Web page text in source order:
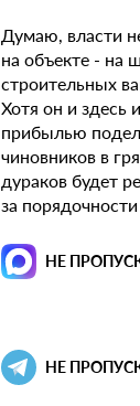
Думаю, власти
на объекте - на
строительных
Хотя он и здесь
прибылью
чиновников в
дураков будет
за
НЕ
НЕ